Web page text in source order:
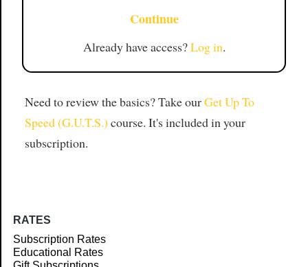
Continue
Already have access?Log in.
Need to review the basics? Take ourGet Up To
Speed (G.U.T.S.) course. It's included in your
subscription.
RATES
Subscription Rates
Educational Rates